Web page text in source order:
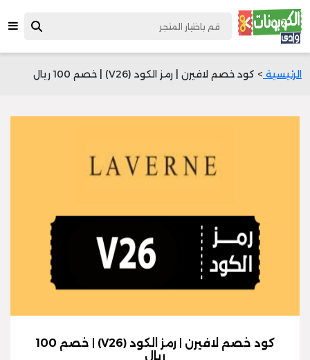
الرئيسية > كود خصم لافيرن | رمز الكود (V26) | خصم 100 ريال
كود خصم لافيرن | رمز الكود (V26) | خصم 100
ريال